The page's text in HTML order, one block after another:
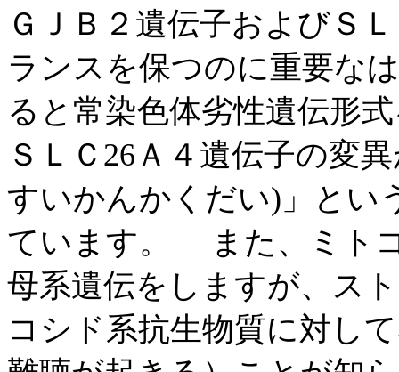
ＧＪＢ２遺伝子およびＳ
ランスを保つのに重要な
ると常染色体劣性遺伝形
ＳＬＣ26Ａ４遺伝子の変
すいかんかくだい)」とい
ています。 また、ミト
母系遺伝をしますが、ス
コシド系抗生物質に対し